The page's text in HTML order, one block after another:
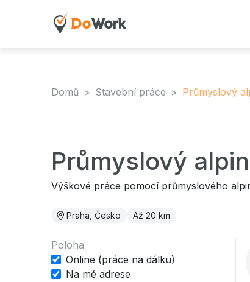
Domů Stavební práce Průmyslový
Průmyslový
Výškové práce pomocí průmyslového
Praha, Česko Až 20 km
Poloha
Online (práce na dálku)
Na mé adrese